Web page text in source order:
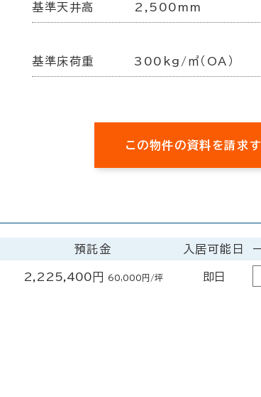
基準天井高 2,500mm
基準床荷重 300kg/㎡（OA）
この物件の資料を請求
預託金 入居可能日
2,225,400円 60,000円/坪 即日